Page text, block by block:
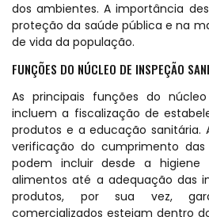
dos ambientes. A importância
proteção da saúde pública e na
de vida da população.
FUNÇÕES DO NÚCLEO DE INSPEÇÃO
As principais funções do
incluem a fiscalização de
produtos e a educação sanitária.
verificação do cumprimento das
podem incluir desde a higiene
alimentos até a adequação das
produtos, por sua vez,
comercializados estejam dentro